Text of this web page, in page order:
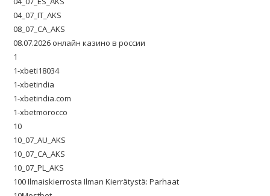
04_07_IT_AKS
08_07_CA_AKS
08.07.2026 онлайн казино в россии
1
1-xbeti18034
1-xbetindia
1-xbetindia.com
1-xbetmorocco
10
10_07_AU_AKS
10_07_CA_AKS
10_07_PL_AKS
100 Ilmaiskierrosta Ilman Kierrätystä: Parhaat